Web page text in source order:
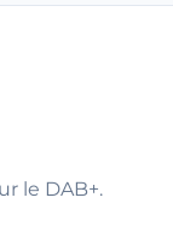
le DAB+.